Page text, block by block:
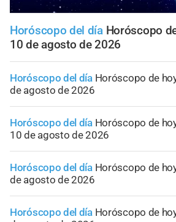
Horóscopo del día Horóscopo
10 de agosto de 2026
Horóscopo del día Horóscopo de
de agosto de 2026
Horóscopo del día Horóscopo de
10 de agosto de 2026
Horóscopo del día Horóscopo de
de agosto de 2026
Horóscopo del día Horóscopo de